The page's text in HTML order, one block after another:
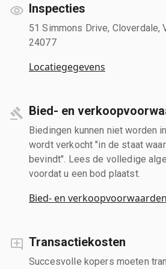
Inspecties
51 Simmons Drive, Cloverdale,
24077
Locatiegegevens
Bied- en
Biedingen kunnen niet worden
wordt verkocht "in de staat
bevindt". Lees de volledige
voordat u een bod plaatst.
Bied- en verkoopvoorwaarden
Transactiekosten
Succesvolle kopers moeten